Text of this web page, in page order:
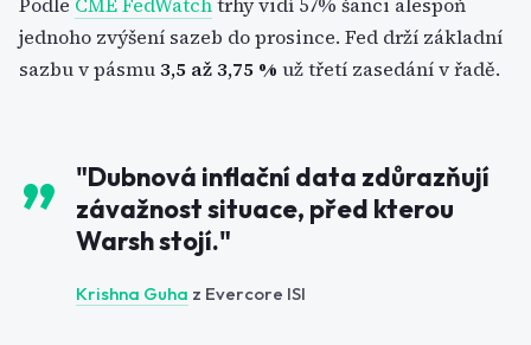
jednoho zvýšení sazeb do prosince. Fed drží základní
sazbu v pásmu3,5 až 3,75 % už třetí zasedání v řadě.
"Dubnová inflační data zdůrazňují
závažnost situace, před kterou
Warsh stojí."
Krishna Guha z Evercore ISI